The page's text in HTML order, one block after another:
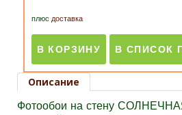
плюс доставка
Описание
Фотообои на стену